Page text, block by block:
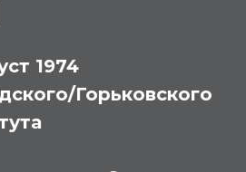
1974
Горьковского